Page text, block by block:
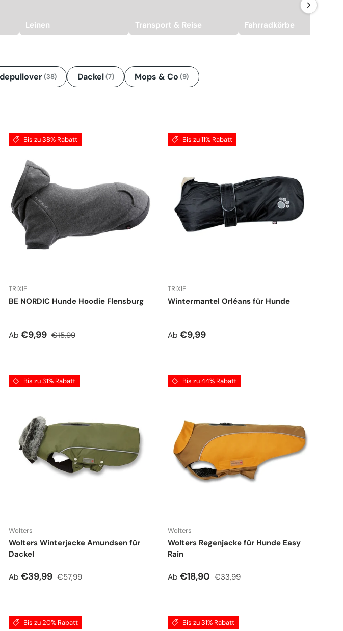
Leinen Transport & Reise Fahrradkörbe
(38) Dackel(7) Mops & Co (9)
Bis zu 38% Rabatt
TRIXIE
BE NORDIC Hunde Hoodie Flensburg
Verkaufspreis
Ab €9,99 Normaler Preis
€15,99
Bis zu 11% Rabatt
TRIXIE
Wintermantel Orléans für Hunde
Normaler Preis
Ab €9,99
Bis zu 31% Rabatt
Wolters
Wolters Winterjacke Amundsen für
Dackel
Verkaufspreis
Ab €39,99 Normaler Preis
€57,99
Bis zu 44% Rabatt
Wolters
Wolters Regenjacke für Hunde Easy
Rain
Verkaufspreis
Ab €18,90 Normaler Preis
€33,99
Bis zu 20% Rabatt Bis zu 31% Rabatt